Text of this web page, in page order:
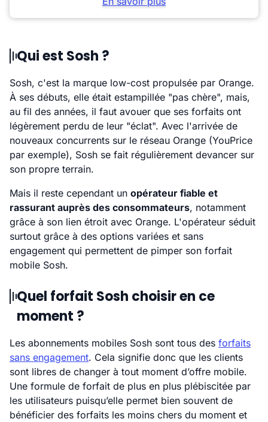
Qui est Sosh ?
Sosh, c'est la marque low-cost propulsée par Orange.
À ses débuts, elle était estampillée "pas chère", mais,
au fil des années, il faut avouer que ses forfaits ont
légèrement perdu de leur "éclat". Avec l'arrivée de
nouveaux concurrents sur le réseau Orange (YouPrice
par exemple), Sosh se fait régulièrement devancer sur
son propre terrain.
Mais il reste cependant un opérateur fiable et
rassurant auprès des consommateurs, notamment
grâce à son lien étroit avec Orange. L'opérateur séduit
surtout grâce à des options variées et sans
engagement qui permettent de pimper son forfait
mobile Sosh.
Quel forfait Sosh choisir en ce
moment ?
Les abonnements mobiles Sosh sont tous des forfaits
sans engagement. Cela signifie donc que les clients
sont libres de changer à tout moment d’offre mobile.
Une formule de forfait de plus en plus plébiscitée par
les utilisateurs puisqu’elle permet bien souvent de
bénéficier des forfaits les moins chers du moment et